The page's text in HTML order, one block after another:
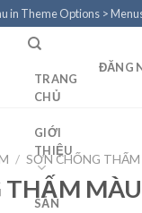
in Theme Options >
TRANG
CHỦ
GIỚI
THIỆU
SẢN
ĐĂNG
/ SƠN CHỐNG THẤM
THẤM MÀU